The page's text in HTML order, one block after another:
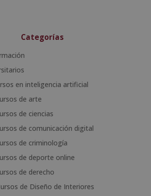
Categorías
en inteligencia artificial
de arte
de ciencias
de comunicación digital
de criminología
de deporte online
de derecho
de Diseño de Interiores